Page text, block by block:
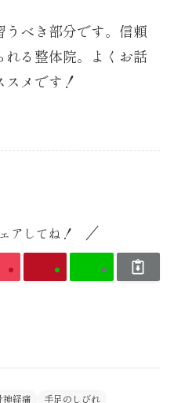
べき部分です。信頼
る整体院。よくお話
メです！
アしてね！
神経痛 手足のしびれ